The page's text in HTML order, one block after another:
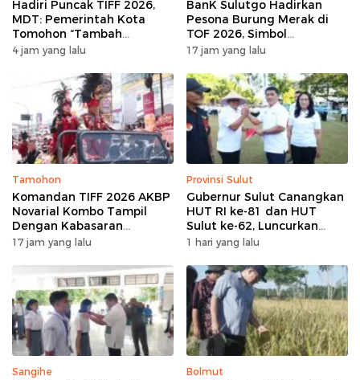
Hadiri Puncak TIFF 2026,
MDT: Pemerintah Kota
Tomohon “Tambah
Mantap”, Usai Parade
kepada Masyarakat
4 jam yang lalu
BanK Sulutgo Hadirkan
Pesona Burung Merak di
TOF 2026, Simbol
Keagungan Dan
17 jam yang lalu
Tamohon
Komandan TIFF 2026 AKBP
Novarial Kombo Tampil
Dengan Kabasaran
Minahasa, Padukan Tugas
17 jam yang lalu
Provinsi Sulut
Gubernur Sulut Canangkan
HUT RI ke-81 dan HUT
Sulut ke-62, Luncurkan
Program Keringanan Pajak
Kelapa
1 hari yang lalu
Sangihe Bolmut